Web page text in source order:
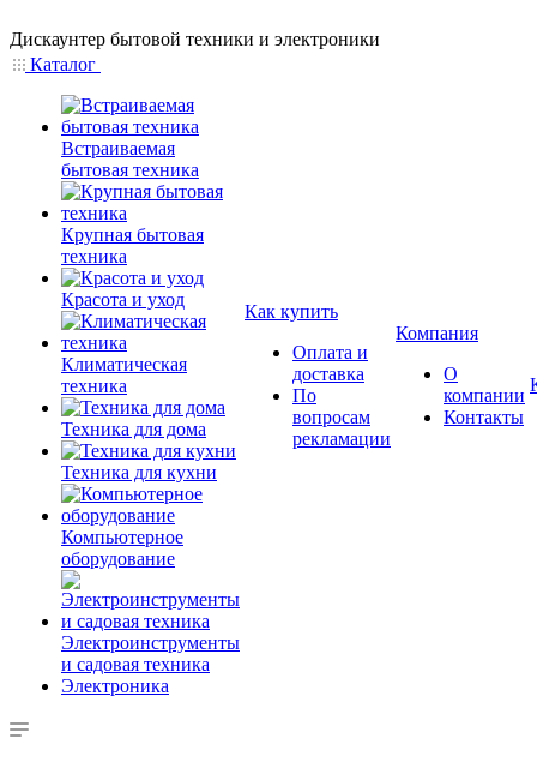
Дискаунтер бытовой техники и электроники
Каталог
Встраиваемая
бытовая техника
Крупная бытовая
техника
Красота и уход
Климатическая
техника
Техника для дома
Техника для кухни
Компьютерное
оборудование
Электроинструменты
и садовая техника
Электроника
Как купить
Оплата и
доставка
По
вопросам
рекламации
Компания
О
компании
Контакты